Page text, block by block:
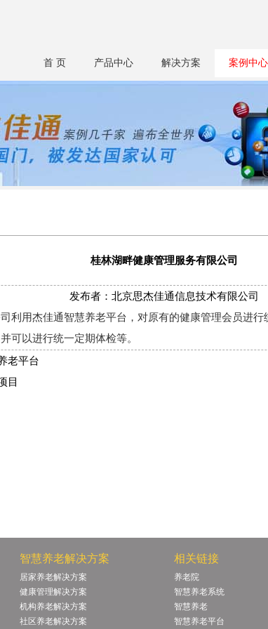
首 页 产品中心 解决方案 案例中心
桂林湖畔健康管理服务有限公司
发布者：北京思杰佳通信息技术有限公司
利用杰佳通智慧养老平台，对原有的健康管理会员进
可以进行统一定期体检等。
老平台
目
智慧养老解决方案
居家养老解决方案
健康管理解决方案
机构养老解决方案
社区养老解决方案
相关链接
养老院
智慧养老系统
智慧养老
智慧养老平台